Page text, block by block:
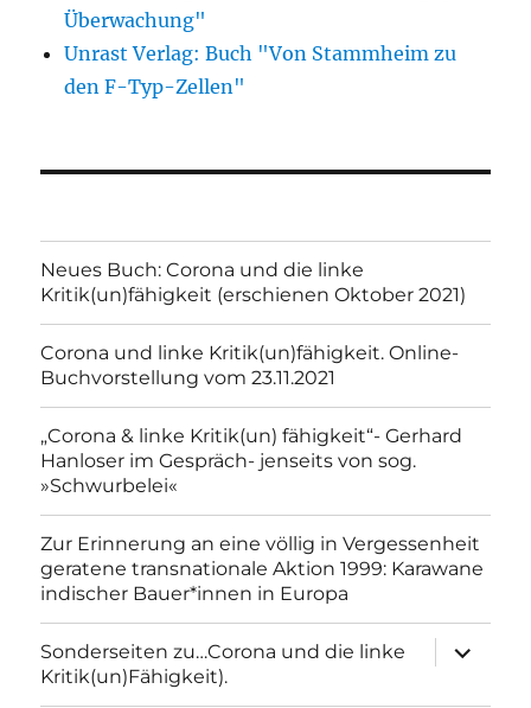
Überwachung"
Unrast Verlag: Buch "Von Stammheim zu
den F-Typ-Zellen"
Neues Buch: Corona und die linke
Kritik(un)fähigkeit (erschienen Oktober 2021)
Corona und linke Kritik(un)fähigkeit. Online-
Buchvorstellung vom 23.11.2021
„Corona & linke Kritik(un) fähigkeit“- Gerhard
Hanloser im Gespräch- jenseits von sog.
»Schwurbelei«
Zur Erinnerung an eine völlig in Vergessenheit
geratene transnationale Aktion 1999: Karawane
indischer Bauer*innen in Europa
Sonderseiten zu…Corona und die linke
Kritik(un)Fähigkeit).
anzeigen